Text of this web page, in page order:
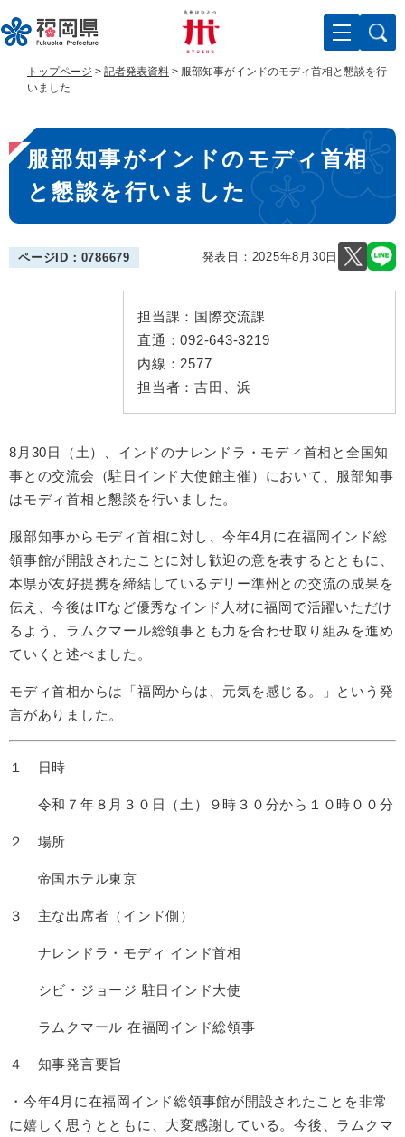
ー
ジ
す
。
ニ
ュ
し
て
へ
トップページ > 記者発表資料 > 服部知事がインドのモディ首相と懇談を行
いました
本
文
服部知事がインドのモディ首相
と懇談を行いました
ページID：0786679 発表日： 2025年8月30日
担当課： 国際交流課
直通：092-643-3219
内線： 2577
担当者： 吉田、浜
8月30日（土）、インドのナレンドラ・モディ首相と全国知
事との交流会（駐日インド大使館主催）において、服部知事
はモディ首相と懇談を行いました。
服部知事からモディ首相に対し、今年4月に在福岡インド総
領事館が開設されたことに対し歓迎の意を表するとともに、
本県が友好提携を締結しているデリー準州との交流の成果を
伝え、今後はITなど優秀なインド人材に福岡で活躍いただけ
るよう、ラムクマール総領事とも力を合わせ取り組みを進め
ていくと述べました。
モディ首相からは「福岡からは、元気を感じる。」という発
言がありました。
１ 日時
令和７年８月３０日（土）９時３０分から１０時００分
２ 場所
帝国ホテル東京
３ 主な出席者（インド側）
ナレンドラ・モディ インド首相
シビ・ジョージ 駐日インド大使
ラムクマール 在福岡インド総領事
４ 知事発言要旨
・今年4月に在福岡インド総領事館が開設されたことを非常
に嬉しく思うとともに、大変感謝している。今後、ラムクマ